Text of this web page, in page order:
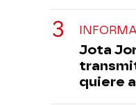
Jota
quiere